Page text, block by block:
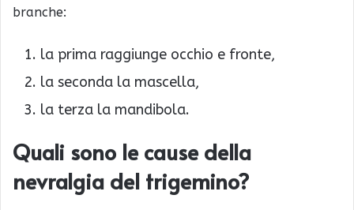
branche:
la prima raggiunge occhio e fronte,
la seconda la mascella,
la terza la mandibola.
Quali sono le cause della
nevralgia del trigemino?